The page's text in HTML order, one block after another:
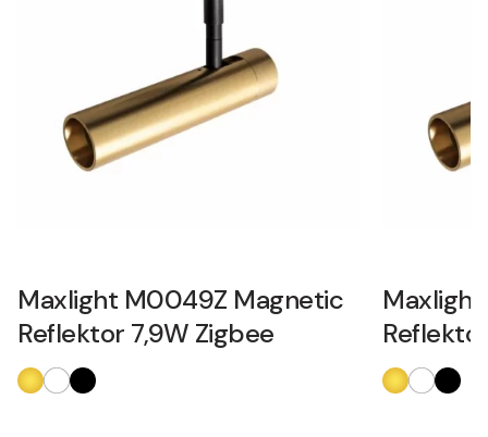
Maxlight M0049Z Magnetic
Reflektor 7,9W Zigbee